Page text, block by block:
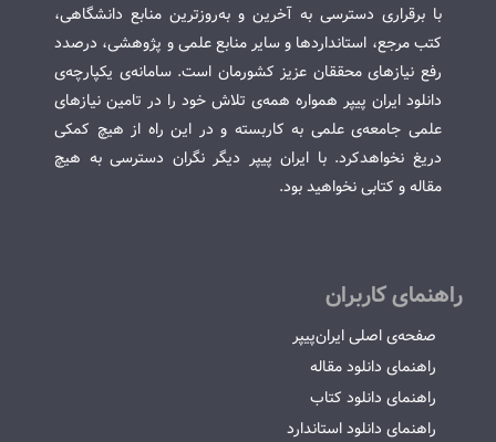
با برقراری دسترسی به آخرین و به‌روزترین منابع دانشگاهی،
کتب مرجع، استانداردها و سایر منابع علمی و پژوهشی، درصدد
رفع نیازهای محققان عزیز کشورمان است. سامانه‌ی یکپارچه‌ی
دانلود ایران پیپر همواره همه‌ی تلاش خود را در تامین نیازهای
علمی جامعه‌ی علمی به کاربسته و در این راه از هیچ کمکی
دریغ نخواهدکرد. با ایران پیپر دیگر نگران دسترسی به هیچ
مقاله و کتابی نخواهید بود.
راهنمای کاربران
صفحه‌ی اصلی ایران‌پیپر
راهنمای دانلود مقاله
راهنمای دانلود کتاب
راهنمای دانلود استاندارد